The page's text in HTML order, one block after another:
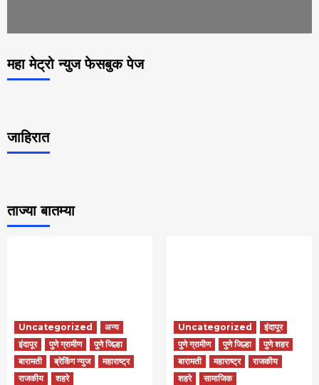
महा मेट्रो न्युज फेसबुक पेज
जाहिरात
ताज्या बातम्या
Uncategorized
अन्य
इंदापूर
पुणे ग्रामीण
पुणे जिल्हा
बारामती
ब्रेकिंग न्युज
महाराष्ट्र
राजकीय
शहरे
Uncategorized
इंदापूर
पुणे ग्रामीण
पुणे जिल्हा
पुणे शहर
बारामती
महाराष्ट्र
राजकीय
शहरे
सामाजिक